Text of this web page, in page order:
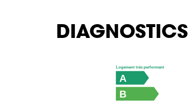
DIAGNOSTICS
B
A
Logement très performant